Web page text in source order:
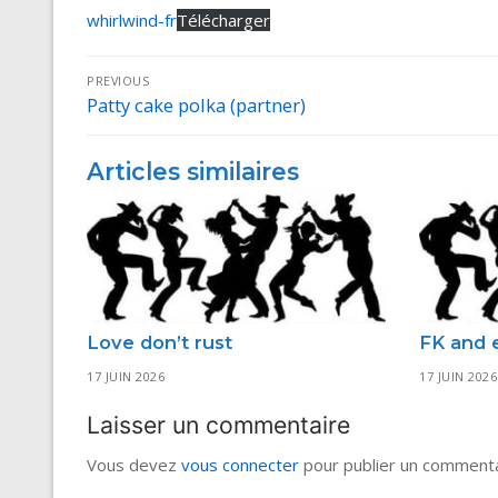
whirlwind-frTélécharger
Navigation
de
l’article
PREVIOUS
Previous
Patty cake polka (partner)
Articles similaires
Love don’t rust
17 JUIN 2026
FK and
17 JUIN 2026
Laisser un commentaire
Vous devez vous connecter pour publier un